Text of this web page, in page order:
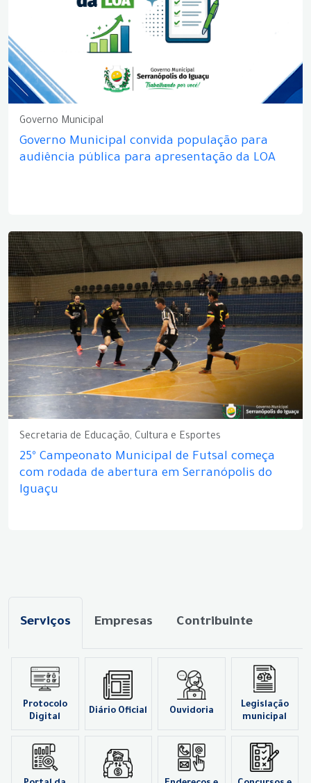
Governo Municipal
Governo Municipal convida população para
audiência pública para apresentação da LOA
Secretaria de Educação, Cultura e Esportes
25º Campeonato Municipal de Futsal começa
com rodada de abertura em Serranópolis do
Iguaçu
Serviços Empresas Contribuinte
Protocolo
Digital
Diário Oficial Ouvidoria
Legislação
municipal